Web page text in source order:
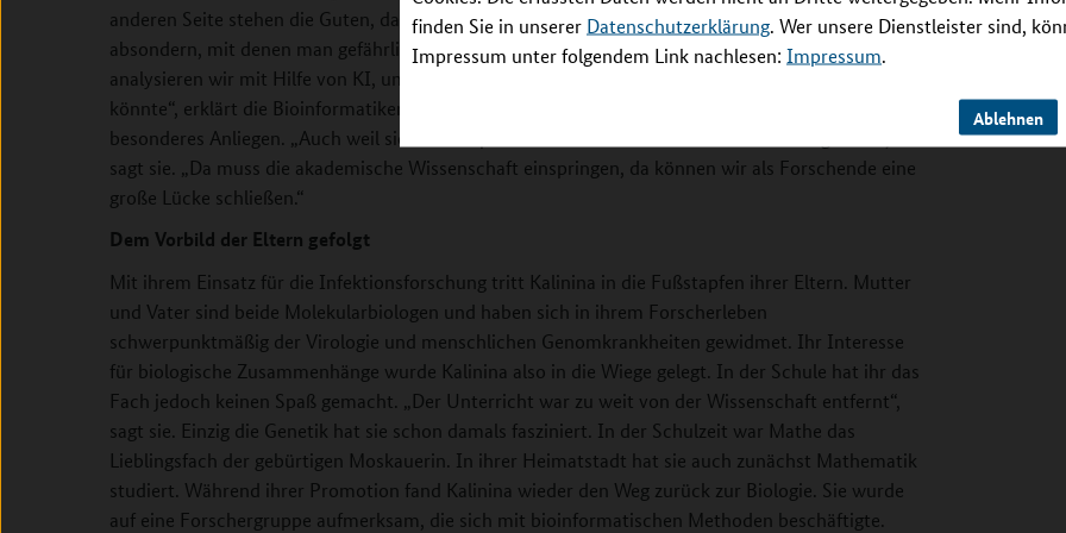
finden Sie in unserer Datenschutzerklärung. Wer unsere Dienstleister sind,
Impressum unter folgendem Link nachlesen: Impressum.
Ablehnen
anderen Seite stehen die Guten, das sind Bakterien, die vor allem im Erdreich leben und Stoffe
absondern, mit denen man gefährliche Krankheitserreger bekämpfen könnte. „Diese Bakterien
analysieren wir mit Hilfe von KI, um Kandidaten zu identifizieren, die man als Wirkstoffe einsetzen
könnte“, erklärt die Bioinformatikerin. Die Infektionsforschung voranzubringen, ist Kalinina ein
besonderes Anliegen. „Auch weil sie von der pharmazeutischen Industrie vernachlässigt wird“,
sagt sie. „Da muss die akademische Wissenschaft einspringen, da können wir als Forschende eine
große Lücke schließen.“
Dem Vorbild der Eltern gefolgt
Mit ihrem Einsatz für die Infektionsforschung tritt Kalinina in die Fußstapfen ihrer Eltern. Mutter
und Vater sind beide Molekularbiologen und haben sich in ihrem Forscherleben
schwerpunktmäßig der Virologie und menschlichen Genomkrankheiten gewidmet. Ihr Interesse
für biologische Zusammenhänge wurde Kalinina also in die Wiege gelegt. In der Schule hat ihr das
Fach jedoch keinen Spaß gemacht. „Der Unterricht war zu weit von der Wissenschaft entfernt“,
sagt sie. Einzig die Genetik hat sie schon damals fasziniert. In der Schulzeit war Mathe das
Lieblingsfach der gebürtigen Moskauerin. In ihrer Heimatstadt hat sie auch zunächst Mathematik
studiert. Während ihrer Promotion fand Kalinina wieder den Weg zurück zur Biologie. Sie wurde
auf eine Forschergruppe aufmerksam, die sich mit bioinformatischen Methoden beschäftigte.